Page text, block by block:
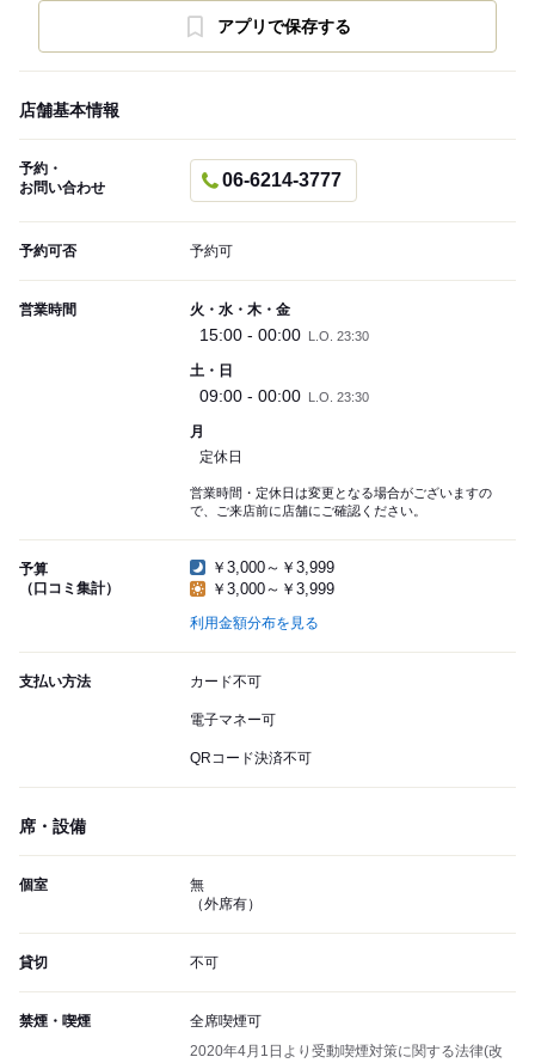
アプリで保存する
店舗基本情報
予約・
お問い合わせ
06-6214-3777
予約可否 予約可
営業時間 火・水・木・金
15:00 - 00:00 L.O. 23:30
土・日
09:00 - 00:00 L.O. 23:30
月
定休日
営業時間・定休日は変更となる場合がございますの
で、ご来店前に店舗にご確認ください。
予算
（口コミ集計）
￥3,000～￥3,999
￥3,000～￥3,999
利用金額分布を見る
支払い方法 カード不可
電子マネー可
QRコード決済不可
席・設備
個室
無
（外席有）
貸切 不可
禁煙・喫煙
全席喫煙可
2020年4月1日より受動喫煙対策に関する法律(改